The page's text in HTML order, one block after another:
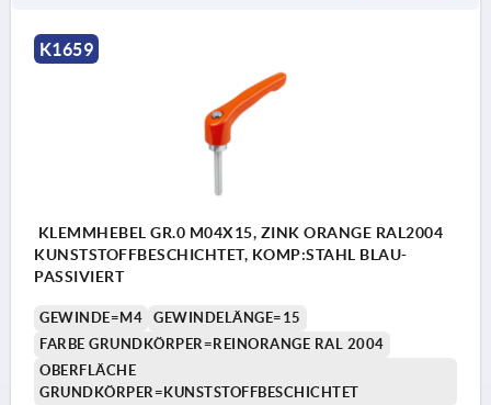
K1659
KLEMMHEBEL GR.0 M04X15, ZINK ORANGE RAL2004
KUNSTSTOFFBESCHICHTET, KOMP:STAHL BLAU-
PASSIVIERT
GEWINDE=M4
GEWINDELÄNGE=15
FARBE GRUNDKÖRPER=REINORANGE RAL 2004
OBERFLÄCHE
GRUNDKÖRPER=KUNSTSTOFFBESCHICHTET